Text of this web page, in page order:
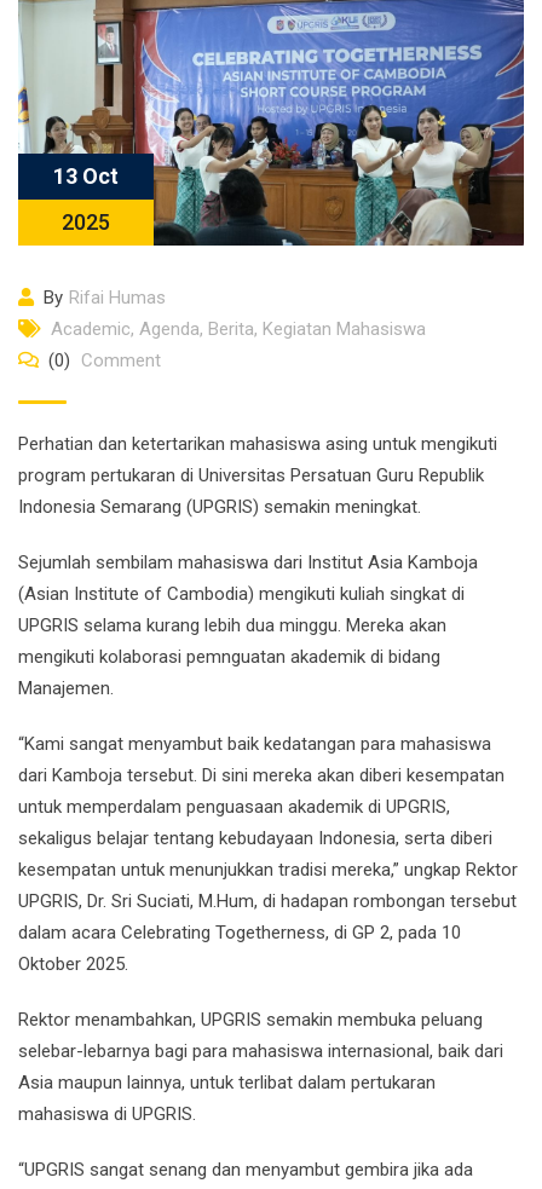
13 Oct
2025
By Rifai Humas
Academic, Agenda, Berita, Kegiatan Mahasiswa
(0)
Comment
Perhatian dan ketertarikan mahasiswa asing untuk mengikuti
program pertukaran di Universitas Persatuan Guru Republik
Indonesia Semarang (UPGRIS) semakin meningkat.
Sejumlah sembilam mahasiswa dari Institut Asia Kamboja
(Asian Institute of Cambodia) mengikuti kuliah singkat di
UPGRIS selama kurang lebih dua minggu. Mereka akan
mengikuti kolaborasi pemnguatan akademik di bidang
Manajemen.
“Kami sangat menyambut baik kedatangan para mahasiswa
dari Kamboja tersebut. Di sini mereka akan diberi kesempatan
untuk memperdalam penguasaan akademik di UPGRIS,
sekaligus belajar tentang kebudayaan Indonesia, serta diberi
kesempatan untuk menunjukkan tradisi mereka,” ungkap Rektor
UPGRIS, Dr. Sri Suciati, M.Hum, di hadapan rombongan tersebut
dalam acara Celebrating Togetherness, di GP 2, pada 10
Oktober 2025.
Rektor menambahkan, UPGRIS semakin membuka peluang
selebar-lebarnya bagi para mahasiswa internasional, baik dari
Asia maupun lainnya, untuk terlibat dalam pertukaran
mahasiswa di UPGRIS.
“UPGRIS sangat senang dan menyambut gembira jika ada